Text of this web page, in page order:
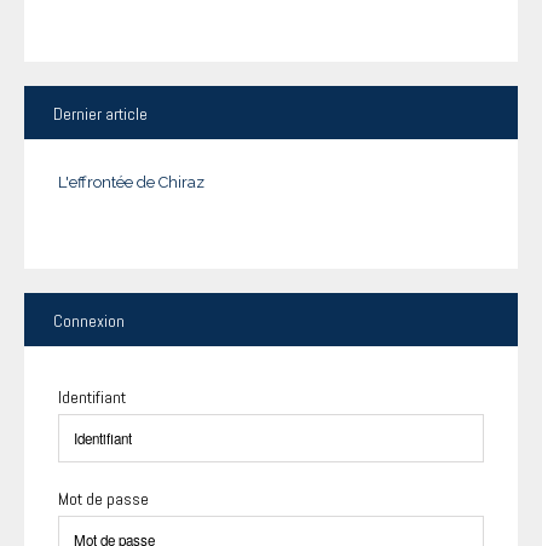
Dernier article
L'effrontée de Chiraz
Connexion
Identifiant
Mot de passe